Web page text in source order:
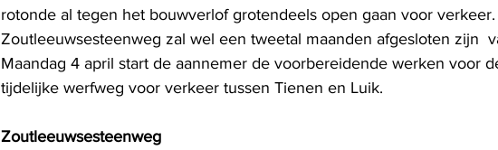
rotonde al tegen het bouwverlof grotendeels open gaan voor
Zoutleeuwsesteenweg zal wel een tweetal maanden afgesloten zijn
Maandag 4 april start de aannemer de voorbereidende werken voor
tijdelijke werfweg voor verkeer tussen Tienen en Luik.
Zoutleeuwsesteenweg